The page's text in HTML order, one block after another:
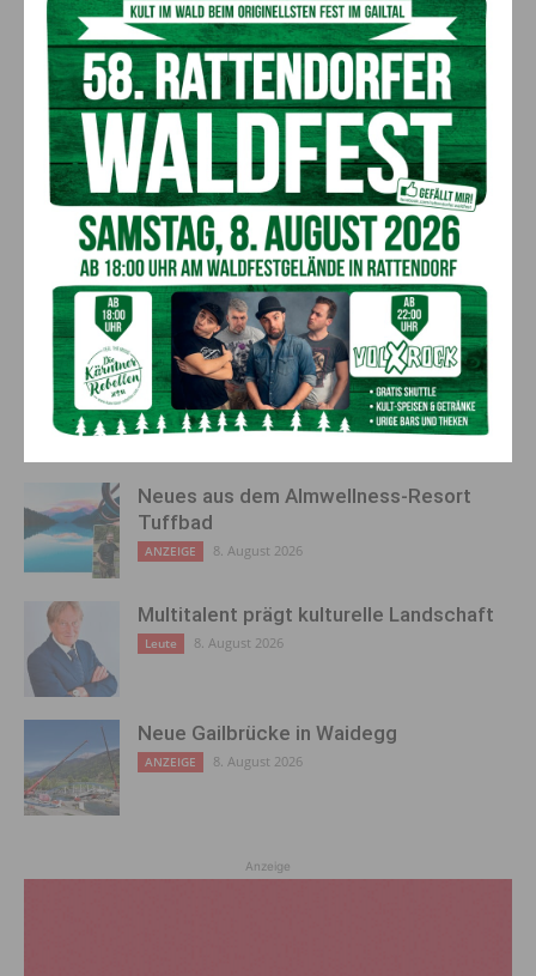
In Kärnten gibt es 14 Anbieter für Mobile Dienste sowie einen
Verein in einem Pilotprojekt, der freiberufliche Pflegekräfte
vereint. In Summe sind 1.800 Pflegekräfte in den Mobilen
Diensten beschäftigt. Sie betreuen pro Jahr rund 11.000
Kärntner in ihrem eigenen Zuhause. In Summe zahlt Kärnten
für die Mobile Pflege rund 62 Millionen Euro pro Jahr“, erklärte
die Gesundheitsreferentin.
QUELLE Landespressedienst, Büro LRin Prettner
Vorheriger Artikel
Urlaub mit dem Roten Kreuz!
Nächster Artikel
Spende Blut, rette Leben!
AKTUELLES
Neues aus dem Almwellness-Resort
Tuffbad
ANZEIGE 8. August 2026
Multitalent prägt kulturelle Landschaft
Leute 8. August 2026
Neue Gailbrücke in Waidegg
ANZEIGE 8. August 2026
Anzeige